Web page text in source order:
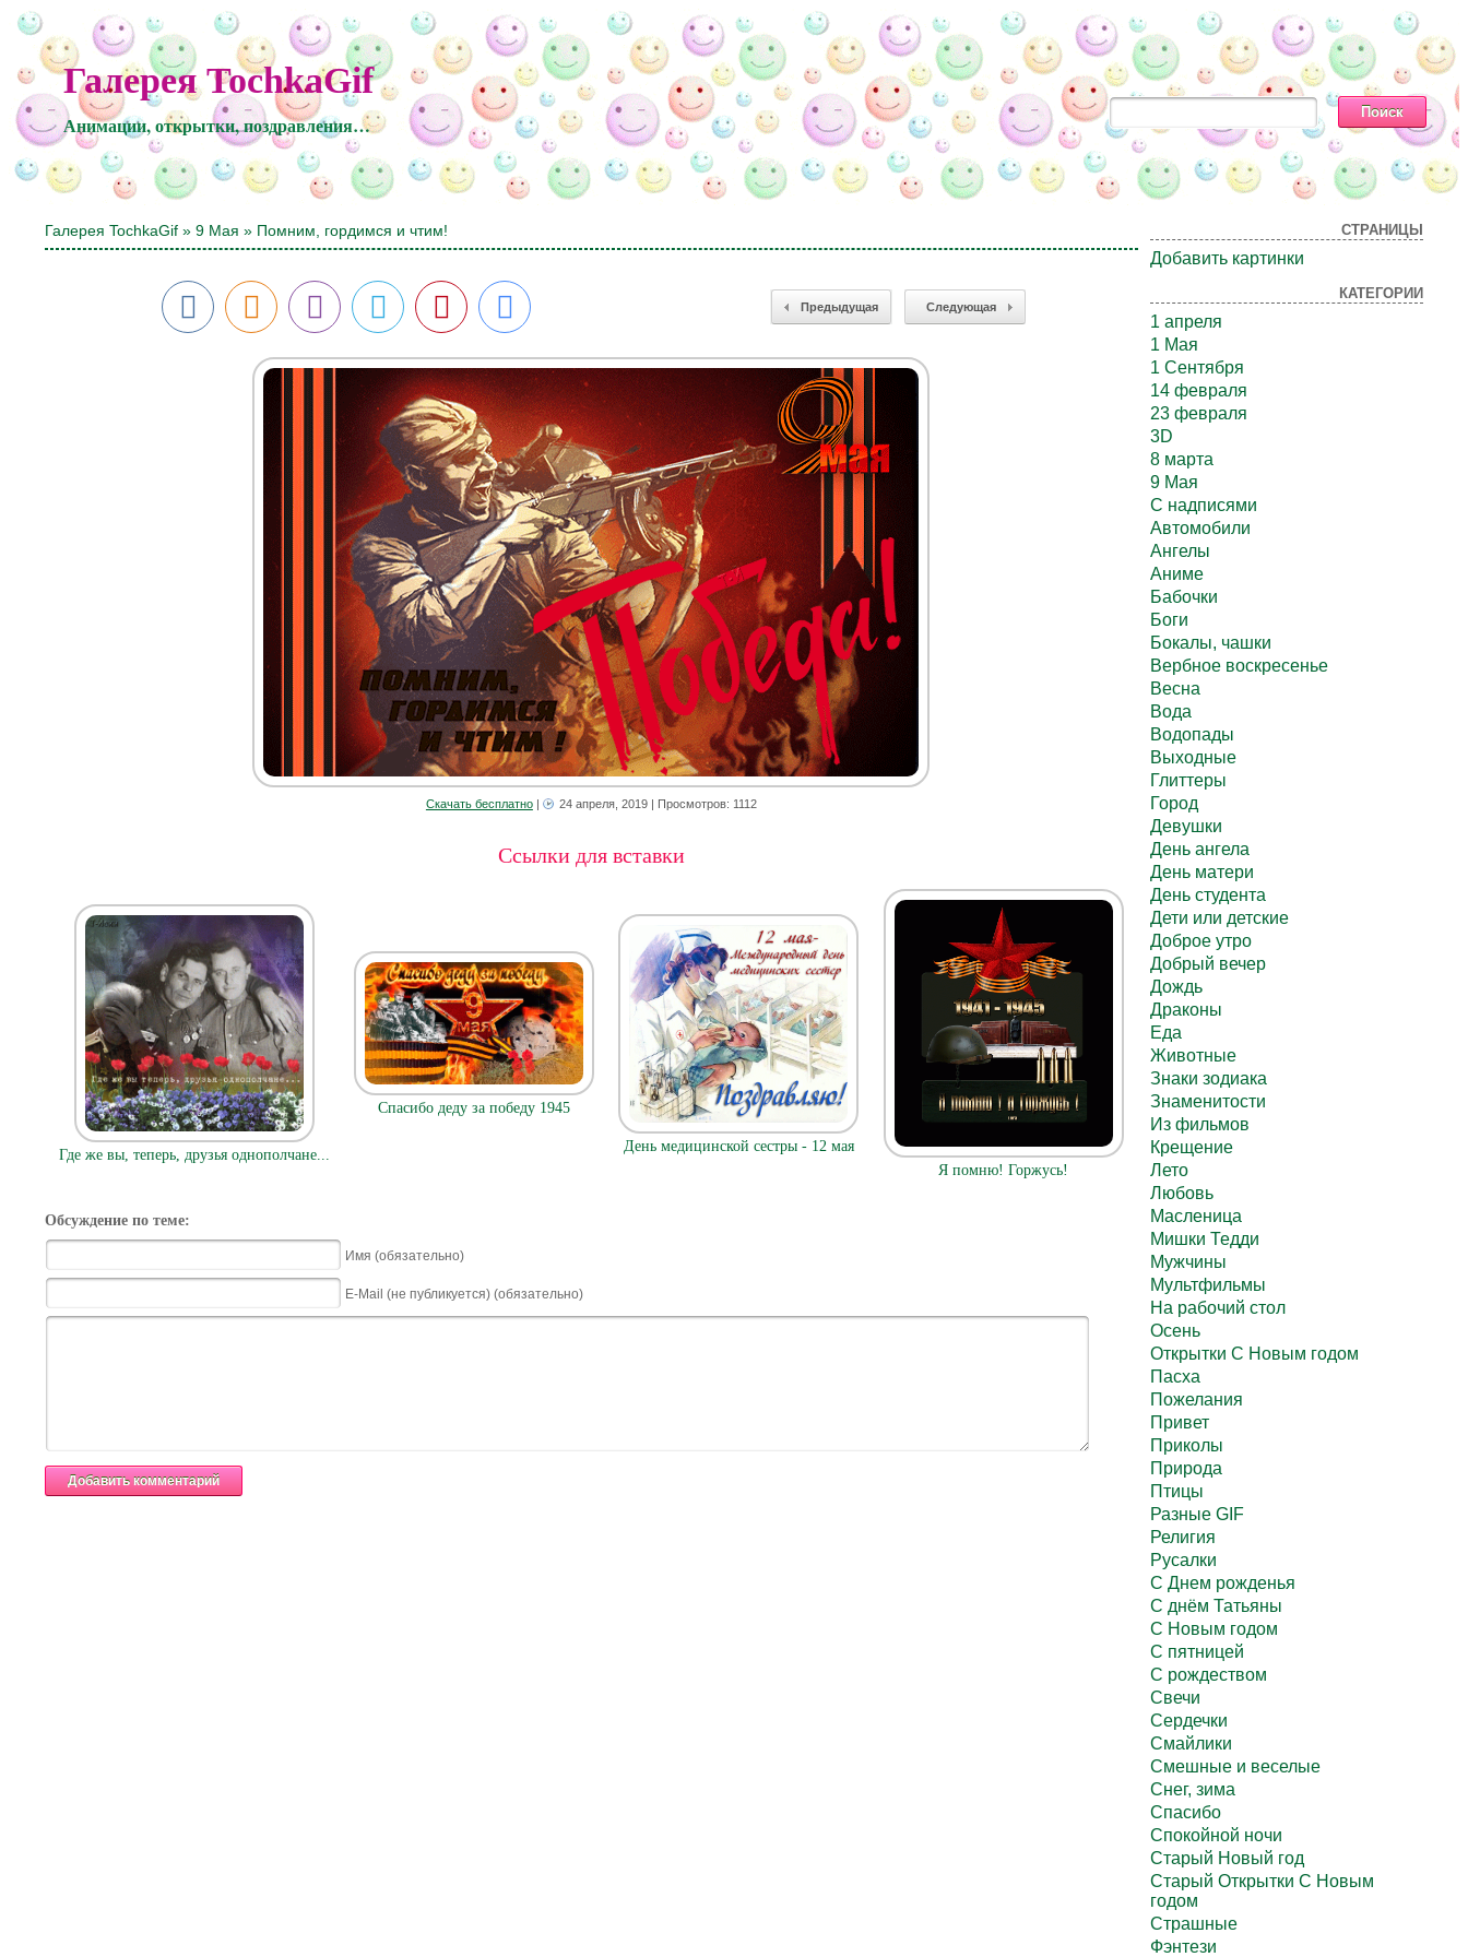
Галерея TochkaGif
Анимации, открытки, поздравления…
Галерея TochkaGif »9 Мая » Помним, гордимся и чтим!
Предыдущая Следующая
Скачать бесплатно| 24 апреля, 2019| Просмотров: 1112
Ссылки для вставки
Где же вы, теперь, друзья однополчане...
Спасибо деду за победу 1945
День медицинской сестры - 12 мая
Я помню! Горжусь!
Обсуждение по теме:
Имя (обязательно)
E-Mail (не публикуется) (обязательно)
СТРАНИЦЫ
Добавить картинки
КАТЕГОРИИ
1 апреля
1 Мая
1 Сентября
14 февраля
23 февраля
3D
8 марта
9 Мая
C надписями
Автомобили
Ангелы
Аниме
Бабочки
Боги
Бокалы, чашки
Вербное воскресенье
Весна
Вода
Водопады
Выходные
Глиттеры
Город
Девушки
День ангела
День матери
День студента
Дети или детские
Доброе утро
Добрый вечер
Дождь
Драконы
Еда
Животные
Знаки зодиака
Знаменитости
Из фильмов
Крещение
Лето
Любовь
Масленица
Мишки Тедди
Мужчины
Мультфильмы
На рабочий стол
Осень
Открытки С Новым годом
Пасха
Пожелания
Привет
Приколы
Природа
Птицы
Разные GIF
Религия
Русалки
С Днем рожденья
С днём Татьяны
С Новым годом
С пятницей
С рождеством
Свечи
Сердечки
Смайлики
Смешные и веселые
Снег, зима
Спасибо
Спокойной ночи
Старый Новый год
Старый Открытки С Новым
годом
Страшные
Фэнтези